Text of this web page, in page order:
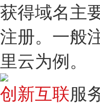
获得域名主
注册。一般
里云为例。
创新互联服